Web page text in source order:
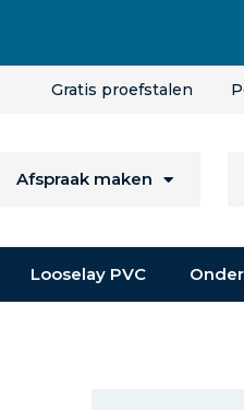
Gratis proefstalen
Afspraak maken
Looselay PVC